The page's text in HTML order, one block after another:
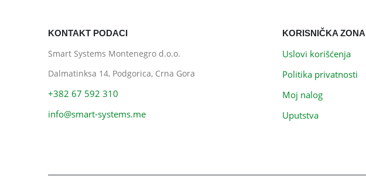
KONTAKT PODACI
Smart Systems Montenegro d.o.o.
Dalmatinksa 14, Podgorica, Crna Gora
+382 67 592 310
info@smart-systems.me
KORISNIČKA ZONA
Uslovi korišćenja
Politika privatnosti
Moj nalog
Uputstva